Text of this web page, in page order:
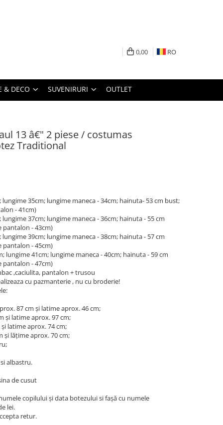
0,00 RO
& DECO SUVENIRURI OUTLET
13 â€" 2 piese / costumas
Traditional
35cm; lungime maneca - 34cm; hainuta- 53 cm bust;
- 41cm)
37cm; lungime maneca - 36cm; hainuta - 55 cm
pantalon - 43cm)
39cm; lungime maneca - 38cm; hainuta - 57 cm
pantalon - 45cm)
lungime 41cm; lungime maneca - 40cm; hainuta - 59 cm
pantalon - 47cm)
,caciulita, pantalon + trusou
cu pazmanterie , nu cu broderie!
87 cm și latime aprox. 46 cm;
și latime aprox. 97 cm;
latime aprox. 74 cm;
și lățime aprox. 70 cm;
albastru.
de cusut
copilului și data botezului si fașă cu numele
lei.
retur.